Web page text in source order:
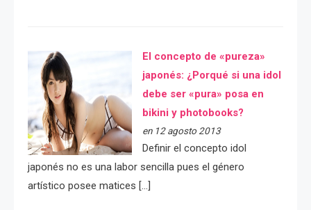
El concepto de «pureza»
japonés: ¿Porqué si una idol
debe ser «pura» posa en
bikini y photobooks?
en 12 agosto 2013
Definir el concepto idol
japonés no es una labor sencilla pues el género
artístico posee matices […]